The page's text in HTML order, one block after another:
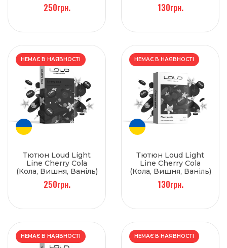
250грн. 130грн.
НЕМАЄ В НАЯВНОСТІ
Тютюн Loud Light
Line Cherry Cola
(Кола, Вишня, Ваніль)
100 г
250грн.
НЕМАЄ В НАЯВНОСТІ
Тютюн Loud Light
Line Cherry Cola
(Кола, Вишня, Ваніль)
50 г
130грн.
НЕМАЄ В НАЯВНОСТІ НЕМАЄ В НАЯВНОСТІ